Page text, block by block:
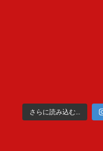
さらに読み込む...